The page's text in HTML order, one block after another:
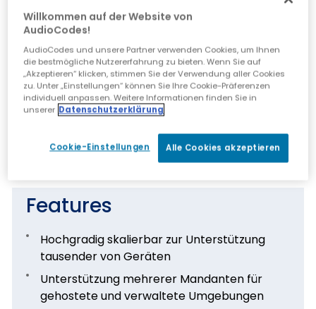
Intelligente Einblicke in Netzwerktrends,
Service-Berichte
Möglichkeit der Integration mit den besten
Analysetools
Verfügbar für die Bereitstellung auf Cloud-
Diensten wie Amazon Web Services (AWS)
und dem Azure Marketplace
Features
Hochgradig skalierbar zur Unterstützung
tausender von Geräten
Unterstützung mehrerer Mandanten für
gehostete und verwaltete Umgebungen
Willkommen auf der Website von
AudioCodes!
AudioCodes und unsere Partner verwenden Cookies, um Ihnen
die bestmögliche Nutzererfahrung zu bieten. Wenn Sie auf
„Akzeptieren“ klicken, stimmen Sie der Verwendung aller Cookies
zu. Unter „Einstellungen“ können Sie Ihre Cookie-Präferenzen
individuell anpassen. Weitere Informationen finden Sie in
unserer Datenschutzerklärung
Cookie-Einstellungen Alle Cookies akzeptieren